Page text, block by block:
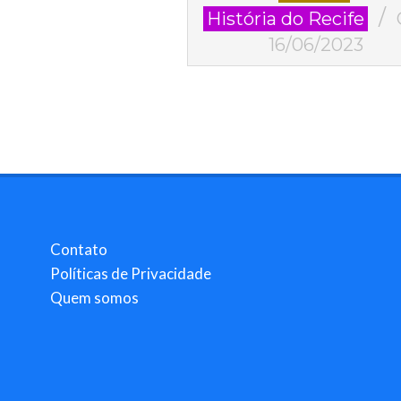
16História do Recife
16/06/2023
Contato
Políticas de Privacidade
Quem somos